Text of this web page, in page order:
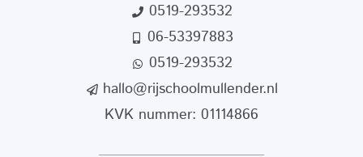
0519-293532
06-53397883
0519-293532
hallo@rijschoolmullender.nl
KVK nummer: 01114866